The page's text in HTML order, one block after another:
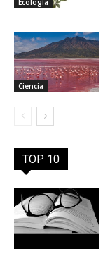
Ecología
Ciencia
TOP 10